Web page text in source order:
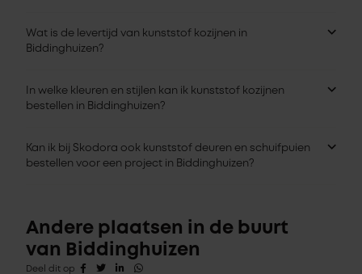
Wat is de levertijd van kunststof kozijnen in
Biddinghuizen?
In welke kleuren en stijlen kan ik kunststof kozijnen
bestellen in Biddinghuizen?
Kan ik bij Skodora ook kunststof deuren en schuifpuien
bestellen voor een project in Biddinghuizen?
Andere plaatsen in de buurt
van Biddinghuizen
Deel dit op